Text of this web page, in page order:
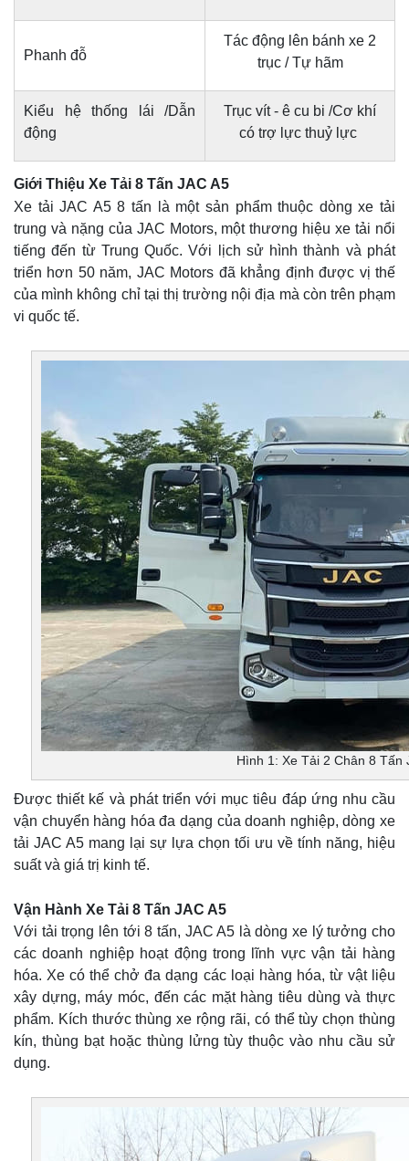
Phanh đỗ
Tác động lên bánh xe 2
trục / Tự hãm
Kiểu hệ thống lái /Dẫn
động
Trục vít - ê cu bi /Cơ khí
có trợ lực thuỷ lực
Giới Thiệu Xe Tải 8 Tấn JAC A5
Xe tải JAC A5 8 tấn là một sản phẩm thuộc dòng xe tải
trung và nặng của JAC Motors, một thương hiệu xe tải nổi
tiếng đến từ Trung Quốc. Với lịch sử hình thành và phát
triển hơn 50 năm, JAC Motors đã khẳng định được vị thế
của mình không chỉ tại thị trường nội địa mà còn trên phạm
vi quốc tế.
Hình 1: Xe Tải 2 Chân 8 Tấn
Được thiết kế và phát triển với mục tiêu đáp ứng nhu cầu
vận chuyển hàng hóa đa dạng của doanh nghiệp, dòng xe
tải JAC A5 mang lại sự lựa chọn tối ưu về tính năng, hiệu
suất và giá trị kinh tế.
Vận Hành Xe Tải 8 Tấn JAC A5
Với tải trọng lên tới 8 tấn, JAC A5 là dòng xe lý tưởng cho
các doanh nghiệp hoạt động trong lĩnh vực vận tải hàng
hóa. Xe có thể chở đa dạng các loại hàng hóa, từ vật liệu
xây dựng, máy móc, đến các mặt hàng tiêu dùng và thực
phẩm. Kích thước thùng xe rộng rãi, có thể tùy chọn thùng
kín, thùng bạt hoặc thùng lửng tùy thuộc vào nhu cầu sử
dụng.